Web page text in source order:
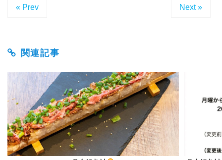
« Prev Next »
関連記事